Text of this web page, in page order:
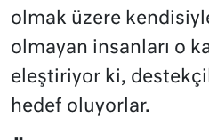
olmak üzere
olmayan insanları o
eleştiriyor ki,
hedef oluyorlar.